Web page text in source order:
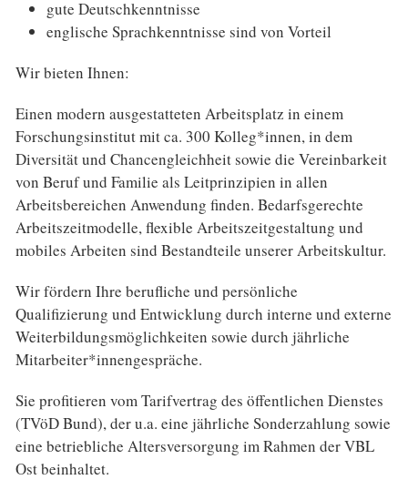
gute Deutschkenntnisse
englische Sprachkenntnisse sind von Vorteil
Wir bieten Ihnen:
Einen modern ausgestatteten Arbeitsplatz in einem
Forschungsinstitut mit ca. 300 Kolleg*innen, in dem
Diversität und Chancengleichheit sowie die Vereinbarkeit
von Beruf und Familie als Leitprinzipien in allen
Arbeitsbereichen Anwendung finden. Bedarfsgerechte
Arbeitszeitmodelle, flexible Arbeitszeitgestaltung und
mobiles Arbeiten sind Bestandteile unserer Arbeitskultur.
Wir fördern Ihre berufliche und persönliche
Qualifizierung und Entwicklung durch interne und externe
Weiterbildungsmöglichkeiten sowie durch jährliche
Mitarbeiter*innengespräche.
Sie profitieren vom Tarifvertrag des öffentlichen Dienstes
(TVöD Bund), der u.a. eine jährliche Sonderzahlung sowie
eine betriebliche Altersversorgung im Rahmen der VBL
Ost beinhaltet.